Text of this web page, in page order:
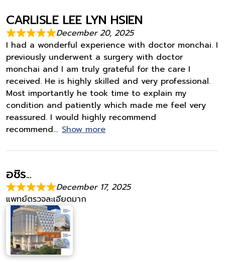
CARLISLE LEE LYN HSIEN
December 20, 2025
I had a wonderful experience with doctor monchai. I
previously underwent a surgery with doctor
monchai and I am truly grateful for the care I
received. He is highly skilled and very professional.
Most importantly he took time to explain my
condition and patiently which made me feel very
reassured. I would highly recommend
recommend
Show more
อชิร...
December 17, 2025
แพทย์ตรวจละเอียดมาก